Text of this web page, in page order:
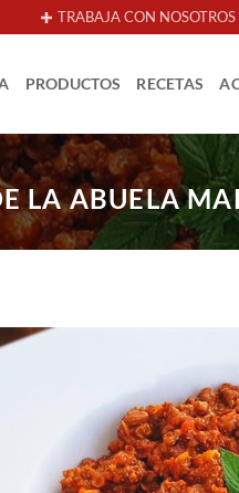
TRABAJA CON NOSOTROS
PRODUCTOS RECETAS
LA ABUELA